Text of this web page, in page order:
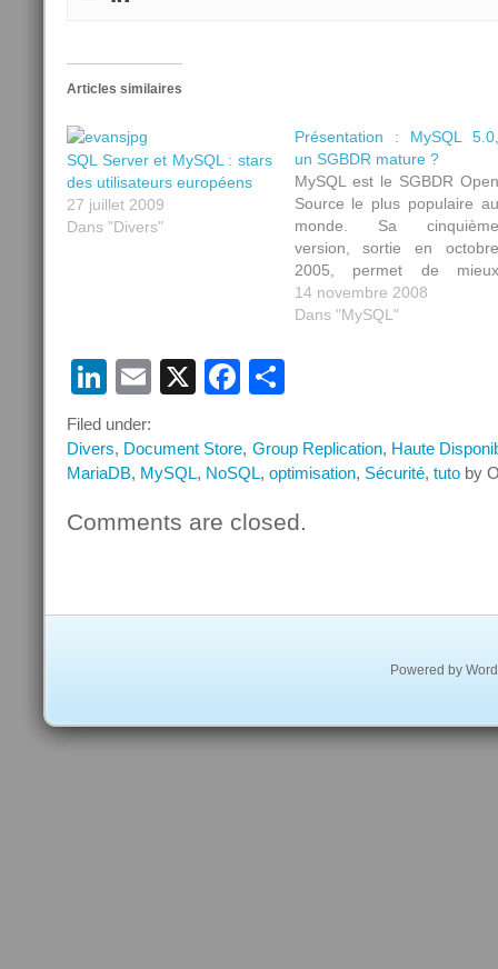
Articles similaires
SQL Server et MySQL : stars
des utilisateurs européens
27 juillet 2009
Dans "Divers"
Présentation : MySQL
un SGBDR mature ?
MySQL est le SGBDR
Source le plus populaire
monde. Sa
version, sortie en
2005, permet de
répondre
problématiques
base de
INFORMATION_SCHEMA
14 novembre 2008
Dans "MySQL"
LinkedIn
Email
X Facebook
Filed under:
Divers, Document Store, Group Replication, Haute
MariaDB, MySQL, NoSQL, optimisation, Sécurité, tuto by
Comments are closed.
Powered by